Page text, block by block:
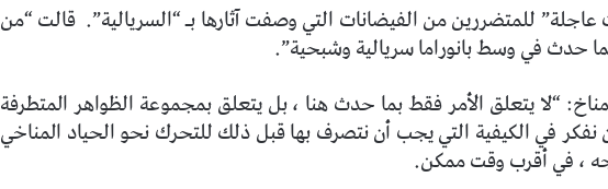
للمتضررين من الفيضانات التي وصفت آثارها بـ “السريالية”. قالت “من
حدث في وسط بانوراما سريالية وشبحية”.
“لا يتعلق الأمر فقط بما حدث هنا ، بل يتعلق بمجموعة الظواهر المتطرفة
نفكر في الكيفية التي يجب أن نتصرف بها قبل ذلك للتحرك نحو الحياد المناخي
، في أقرب وقت ممكن.